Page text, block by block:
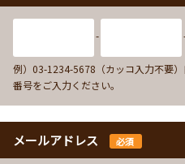
-
例）03-1234-5678（カッコ入力不要
番号をご入力ください。
メールアドレス 必須